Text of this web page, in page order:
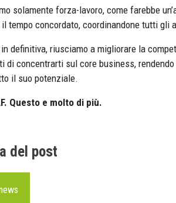
solamente forza-lavoro, come farebbe
tempo concordato, coordinandone tutti gli
definitiva, riusciamo a migliorare la
di concentrarti sul core business,
il suo potenziale.
Questo e molto di più.
del post